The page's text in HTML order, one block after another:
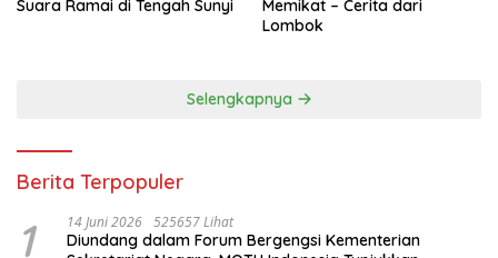
Suara Ramai di Tengah Sunyi
Memikat – Cerita dari
Lombok
Selengkapnya
Berita Terpopuler
1 14 Juni 2026 525657 Lihat
Diundang dalam Forum Bergengsi Kementerian